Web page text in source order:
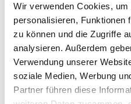
Wir verwenden Cookies,
personalisieren, Funktionen
zu können und die Zugriffe
analysieren. Außerdem
Verwendung unserer
soziale Medien, Werbung
Partner führen diese